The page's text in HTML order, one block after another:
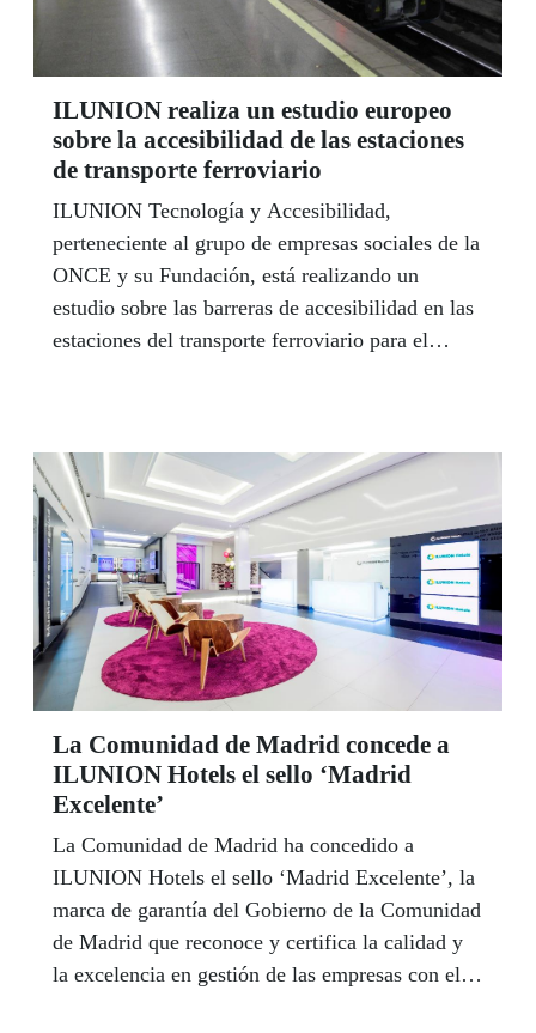
ILUNION realiza un estudio europeo
sobre la accesibilidad de las estaciones
de transporte ferroviario
ILUNION Tecnología y Accesibilidad,
perteneciente al grupo de empresas sociales de la
ONCE y su Fundación, está realizando un
estudio sobre las barreras de accesibilidad en las
estaciones del transporte ferroviario para el
Investigación e Innovación de la Unión Europea
(UE).
La Comunidad de Madrid concede a
ILUNION Hotels el sello ‘Madrid
Excelente’
La Comunidad de Madrid ha concedido a
ILUNION Hotels el sello ‘Madrid Excelente’, la
marca de garantía del Gobierno de la Comunidad
de Madrid que reconoce y certifica la calidad y
la excelencia en gestión de las empresas con el